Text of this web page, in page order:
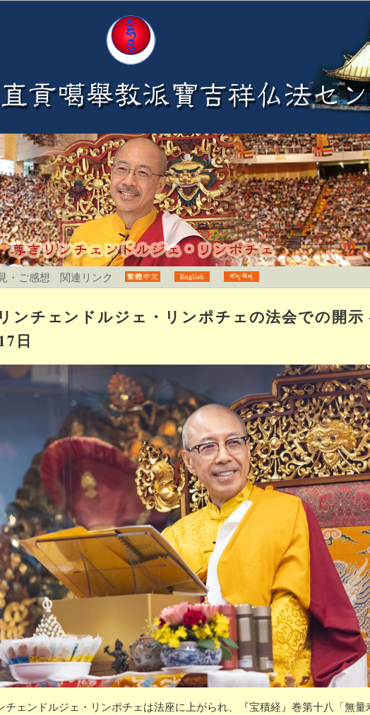
・ご感想 関連リンク
ンチェンドルジェ・リンポチェの法会での開示
日
チェンドルジェ・リンポチェは法座に上がられ、『宝積経』巻第十八「無量